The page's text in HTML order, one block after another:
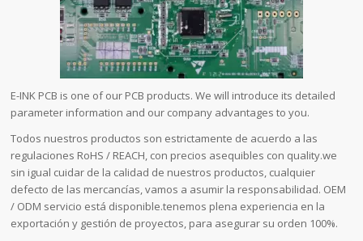
E-INK PCB is one of our PCB products. We will introduce its detailed
parameter information and our company advantages to you.
Todos nuestros productos son estrictamente de acuerdo a las
regulaciones RoHS / REACH, con precios asequibles con quality.we
sin igual cuidar de la calidad de nuestros productos, cualquier
defecto de las mercancías, vamos a asumir la responsabilidad. OEM
/ ODM servicio está disponible.tenemos plena experiencia en la
exportación y gestión de proyectos, para asegurar su orden 100%.